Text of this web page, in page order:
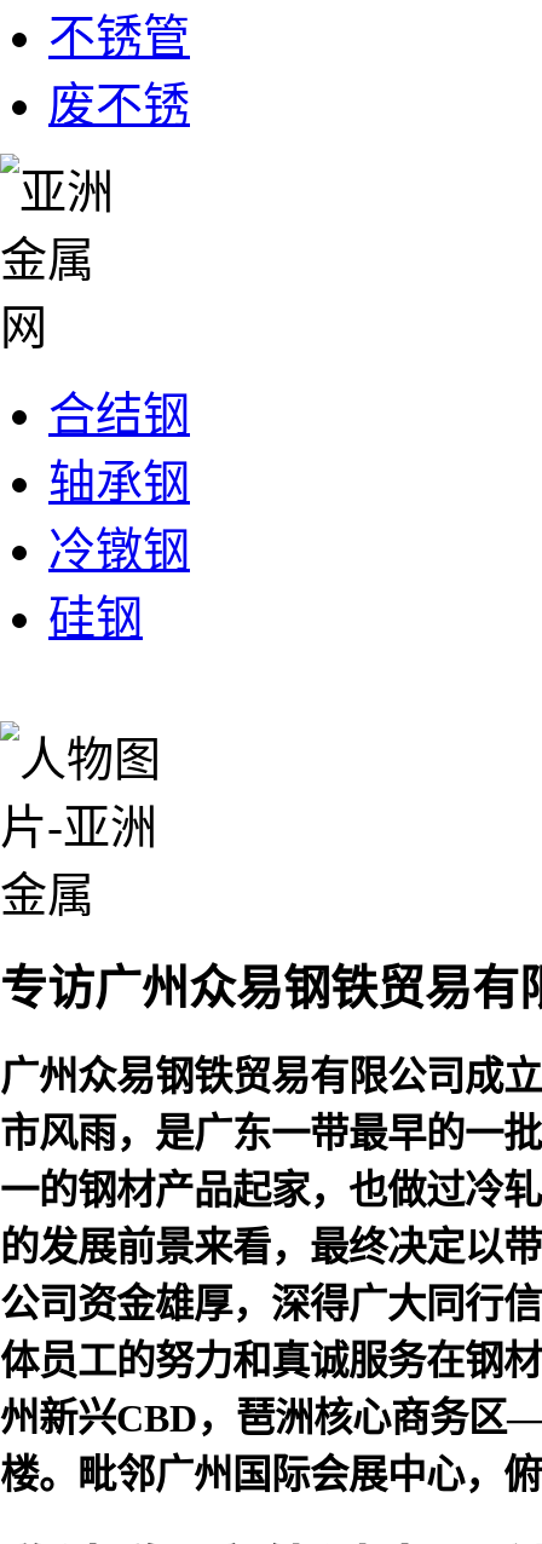
不锈管
废不锈
合结钢
轴承钢
冷镦钢
硅钢
专访广州众易钢铁贸易有
广州众易钢铁贸易有限公司成
市风雨，是广东一带最早的一
一的钢材产品起家，也做过冷
的发展前景来看，最终决定以
公司资金雄厚，深得广大同行
体员工的努力和真诚服务在钢
州新兴CBD，琶洲核心商务
楼。毗邻广州国际会展中心，